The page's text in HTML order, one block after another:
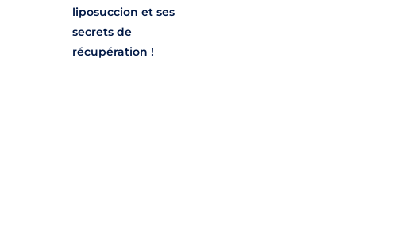
liposuccion et ses
secrets de
récupération !